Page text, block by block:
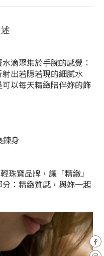
滴聚集於手腕的感覺：
射出若隱若現的細膩水
以每天精緻陪伴妳的飾
鍊身
珠寶品牌，讓「精緻」
：精緻質感，與妳一起